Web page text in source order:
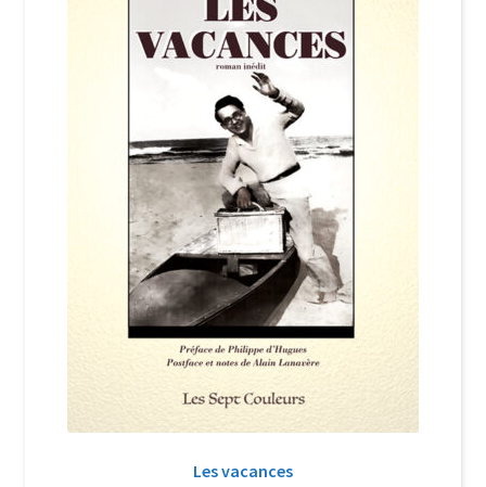
Login Customizer
Politique de confidentialité et cookies
Qui sommes-nous ?
Soutien à Philippe Randa
Suivi de la Commande
Les vacances